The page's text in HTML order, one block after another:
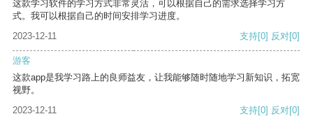
这款学习软件的学习方式非常灵活，可以根据自己的需求选择学习方
式。我可以根据自己的时间安排学习进度。
2023-12-11
支持[0] 反对[0]
游客
这款app是我学习路上的良师益友，让我能够随时随地学习新知识，拓宽
视野。
2023-12-11
支持[0] 反对[0]